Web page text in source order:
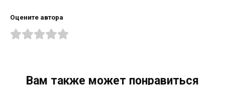
Оцените автора
Вам также может понравиться